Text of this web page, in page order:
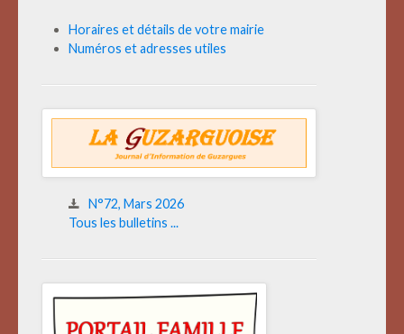
Horaires et détails de votre mairie
Numéros et adresses utiles
N°72, Mars 2026
Tous les bulletins ...